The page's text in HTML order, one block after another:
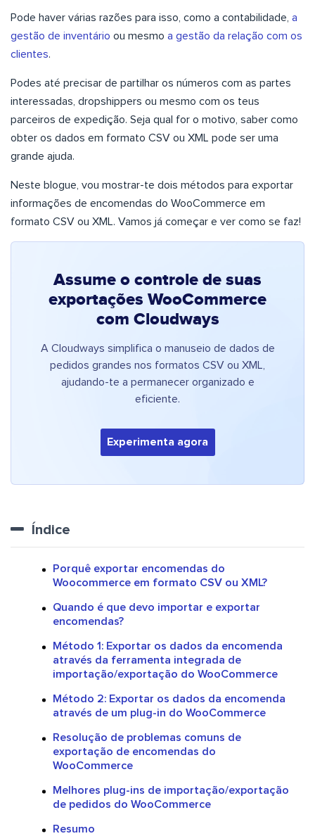
Pode haver várias razões para isso, como a contabilidade, a
gestão de inventário ou mesmo a gestão da relação com os
clientes.
Podes até precisar de partilhar os números com as partes
interessadas, dropshippers ou mesmo com os teus
parceiros de expedição. Seja qual for o motivo, saber como
obter os dados em formato CSV ou XML pode ser uma
grande ajuda.
Neste blogue, vou mostrar-te dois métodos para exportar
informações de encomendas do WooCommerce em
formato CSV ou XML. Vamos já começar e ver como se faz!
Assume o controle de suas
exportações WooCommerce
com Cloudways
A Cloudways simplifica o manuseio de dados de
pedidos grandes nos formatos CSV ou XML,
ajudando-te a permanecer organizado e
eficiente.
Experimenta agora
Índice
Porquê exportar encomendas do
Woocommerce em formato CSV ou XML?
Quando é que devo importar e exportar
encomendas?
Método 1: Exportar os dados da encomenda
através da ferramenta integrada de
importação/exportação do WooCommerce
Método 2: Exportar os dados da encomenda
através de um plug-in do WooCommerce
Resolução de problemas comuns de
exportação de encomendas do
WooCommerce
Melhores plug-ins de importação/exportação
de pedidos do WooCommerce
Resumo